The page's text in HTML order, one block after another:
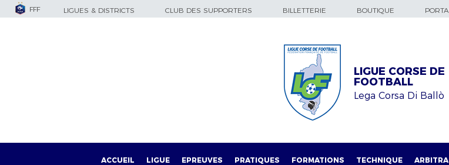
FFF LIGUES & DISTRICTS CLUB DES SUPPORTERS BILLETTERIE BOUTIQUE
LIGUE CORSE DE
FOOTBALL
Lega Corsa Di Ballò
ACCUEIL LIGUE EPREUVES PRATIQUES FORMATIONS TECHNIQUE